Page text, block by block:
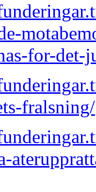
for-det-
fralsning/